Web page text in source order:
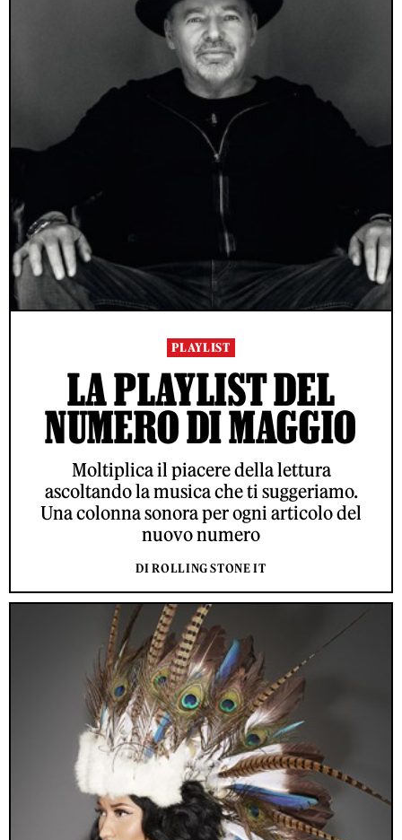
PLAYLIST
LA PLAYLIST DEL
NUMERO DI MAGGIO
Moltiplica il piacere della lettura
ascoltando la musica che ti suggeriamo.
Una colonna sonora per ogni articolo del
nuovo numero
DI ROLLING STONE IT